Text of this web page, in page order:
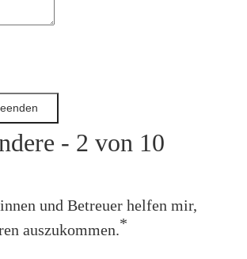
- 2 von 10
und Betreuer helfen mir,
auszukommen. *